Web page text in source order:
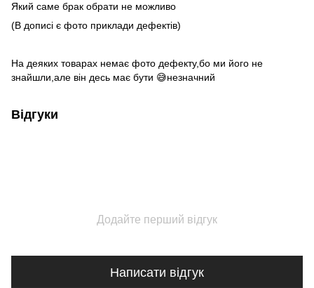
Який саме брак обрати не можливо
(В дописі є фото приклади дефектів)
На деяких товарах немає фото дефекту,бо ми його не
знайшли,але він десь має бути 😅незначний
Відгуки
Додайте перший відгук
Написати відгук